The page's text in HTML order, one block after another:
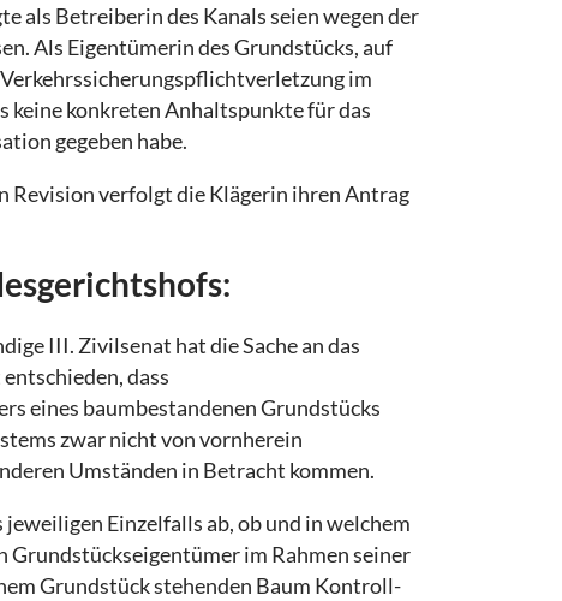
als Betreiberin des Kanals seien wegen der
Als Eigentümerin des Grundstücks, auf
im
keine konkreten Anhaltspunkte für das
gegeben habe.
Revision verfolgt die Klägerin ihren Antrag
III. Zivilsenat hat die Sache an das
dass
eines baumbestandenen Grundstücks
zwar nicht von vornherein
Umständen in Betracht kommen.
Einzelfalls ab, ob und in welchem
im Rahmen seiner
Grundstück stehenden Baum Kontroll-